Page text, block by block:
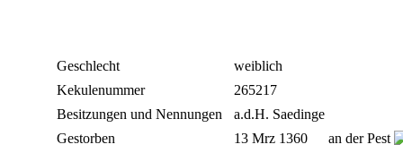
Geschlecht
weiblich
Kekulenummer
265217
Besitzungen und Nennungen
a.d.H. Saedinge
Gestorben
13 Mrz 1360
an der Pest